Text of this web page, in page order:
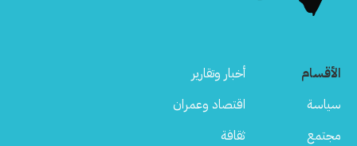
الأقسام
أخبار وتقارير
سياسة
اقتصاد وعمران
مجتمع
ثقافة